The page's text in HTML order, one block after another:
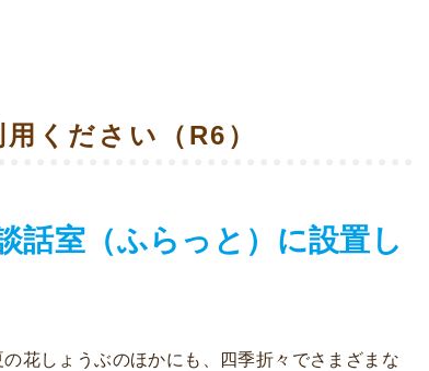
ください（R6）
話室（ふらっと）に設置し
花しょうぶのほかにも、四季折々でさまざまな